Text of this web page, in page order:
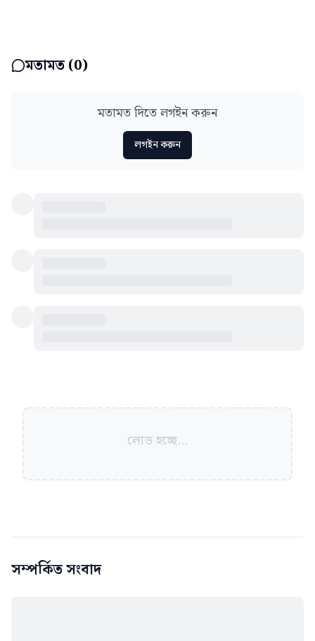
মতামত (0)
মতামত দিতে লগইন করুন
লগইন করুন
লোড হচ্ছে...
সম্পর্কিত সংবাদ